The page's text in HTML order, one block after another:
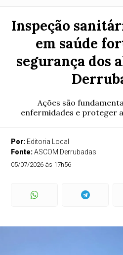
Inspeção
em saúde
segurança dos
Ações são
enfermidades e proteger
Por: Editoria Local
Fonte:ASCOM Derrubadas
05/07/2026 às 17h56